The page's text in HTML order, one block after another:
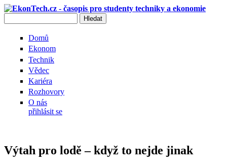
Přejít k hlavnímu obsahu
Domů
Ekonom
Technik
Vědec
Kariéra
Rozhovory
O nás
přihlásit se
Výtah pro lodě – když to nejde jinak